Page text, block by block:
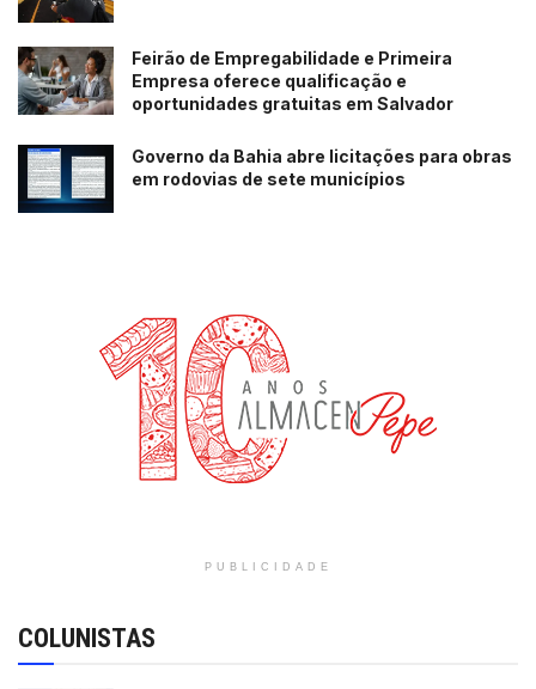
Feirão de Empregabilidade e Primeira
Empresa oferece qualificação e
oportunidades gratuitas em Salvador
Governo da Bahia abre licitações para obras
em rodovias de sete municípios
PUBLICIDADE
COLUNISTAS